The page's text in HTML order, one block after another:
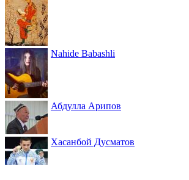
Nahide Babashli
Абдулла Арипов
Хасанбой Дусматов